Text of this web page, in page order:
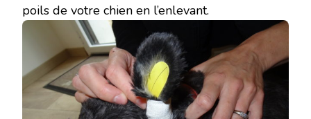
poils de votre chien en l’enlevant.